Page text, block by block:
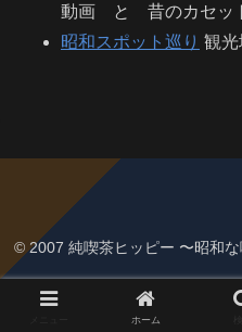
動画 と 昔のカセッ
昭和スポット巡り 観
© 2007 純喫茶ヒッピー 〜昭和
ホーム